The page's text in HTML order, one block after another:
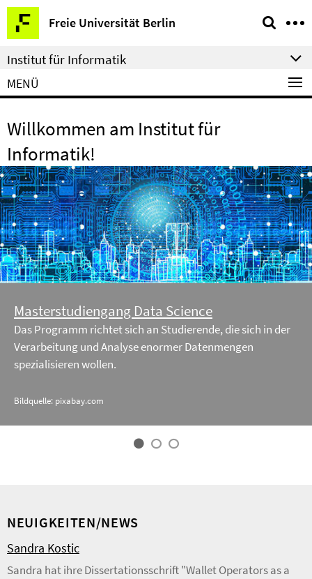
Springe
direkt
zu
Inhalt
Freie Universität Berlin
Service-
Navigation
Institut für Informatik
MENÜ
Willkommen am Institut für
Informatik!
Masterstudiengang Data Science
Das Programm richtet sich an Studierende, die sich in der
Verarbeitung und Analyse enormer Datenmengen
spezialisieren wollen.
Bildquelle: pixabay.com
NEUIGKEITEN/NEWS
Sandra Kostic
Sandra hat ihre Dissertationsschrift "Wallet Operators as a